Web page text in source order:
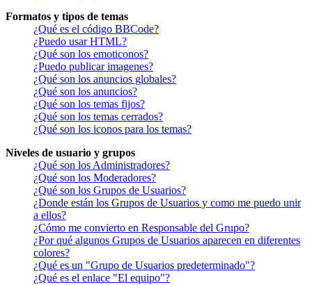
Formatos y tipos de temas
¿Qué es el código BBCode?
¿Puedo usar HTML?
¿Qué son los emoticonos?
¿Puedo publicar imagenes?
¿Qué son los anuncios globales?
¿Qué son los anuncios?
¿Qué son los temas fijos?
¿Qué son los temas cerrados?
¿Qué son los iconos para los temas?
Niveles de usuario y grupos
¿Qué son los Administradores?
¿Qué son los Moderadores?
¿Qué son los Grupos de Usuarios?
¿Donde están los Grupos de Usuarios y como me puedo unir
a ellos?
¿Cómo me convierto en Responsable del Grupo?
¿Por qué algunos Grupos de Usuarios aparecen en diferentes
colores?
¿Qué es un "Grupo de Usuarios predeterminado"?
¿Qué es el enlace "El equipo"?